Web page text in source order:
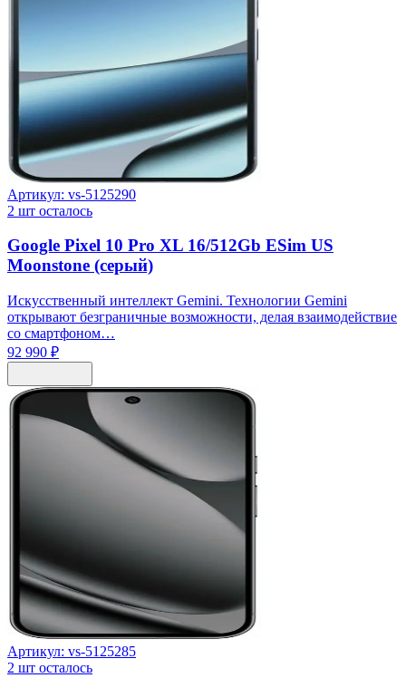
Артикул: vs-5125290
2 шт осталось
Google Pixel 10 Pro XL 16/512Gb ESim US
Moonstone (серый)
Искусственный интеллект Gemini. Технологии Gemini
открывают безграничные возможности, делая взаимодействие
со смартфоном…
92 990 ₽
Артикул: vs-5125285
2 шт осталось